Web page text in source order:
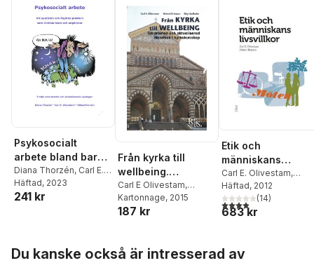
Psykosocialt
arbete bland barn
och ungdomar
Diana Thorzén, Carl E.
Olivestam,Håkan
Thorsén
Häftad, 2023
241 kr
Från kyrka till
wellbeing.
Omarbetad och
aktualisterad
handbok i
Carl E Olivestam,
Mimmi Eriksson,Stig
Lindholm
Kartonnage, 2015
187 kr
Etik och
människans
livsvillkor
Carl E. Olivestam,
Håkan Thorsén
Häftad, 2012
3,9utav 5 stjärnor.
(14)
683 kr
Du kanske också är intresserad av